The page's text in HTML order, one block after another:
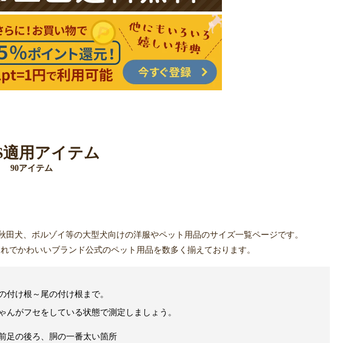
適用アイテム
90アイテム
犬、ボルゾイ等の大型犬向けの洋服やペット用品のサイズ一覧ページです。
でかわいいブランド公式のペット用品を数多く揃えております。
付け根～尾の付け根まで。
んがフセをしている状態で測定しましょう。
足の後ろ、胴の一番太い箇所